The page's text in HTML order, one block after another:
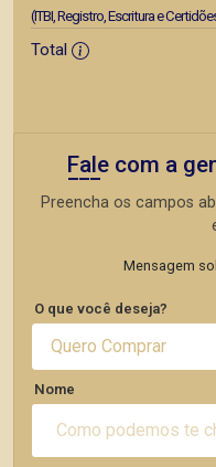
(ITBI, Registro, Escritura e
Total
Fale com a
Preencha os campos
Mensagem
O que você deseja?
Quero Comprar
Nome